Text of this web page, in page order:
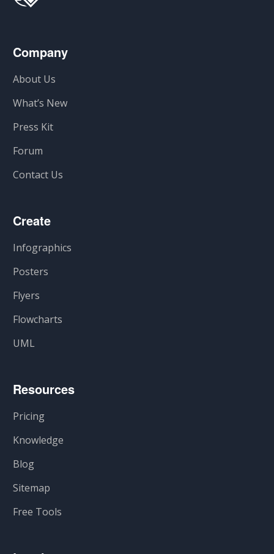
Company
About Us
What’s New
Press Kit
Forum
Contact Us
Create
Infographics
Posters
Flyers
Flowcharts
UML
Resources
Pricing
Knowledge
Blog
Sitemap
Free Tools